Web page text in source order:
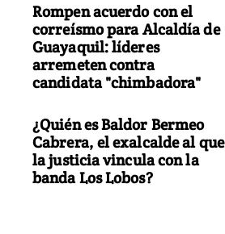
Rompen acuerdo con el
correísmo para Alcaldía de
Guayaquil: líderes
arremeten contra
candidata "chimbadora"
¿Quién es Baldor Bermeo
Cabrera, el exalcalde al que
la justicia vincula con la
banda Los Lobos?